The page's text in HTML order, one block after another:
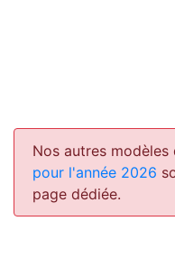
Nos autres modèles
pour l'année 2026
page dédiée.